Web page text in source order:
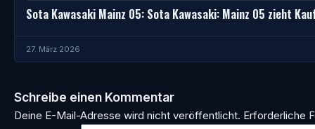
Sota Kawasaki Mainz 05: Sota Kawasaki: Mainz 05 zieht
27. März 2026
Schreibe einen Kommentar
Deine E-Mail-Adresse wird nicht veröffentlicht. Erforderliche